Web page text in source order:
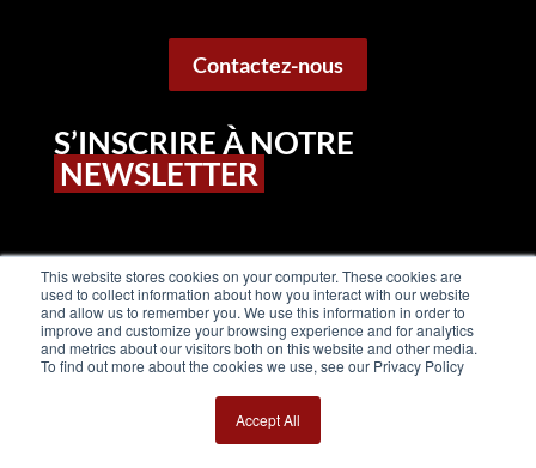
This website stores cookies on your computer. These cookies are
used to collect information about how you interact with our website
and allow us to remember you. We use this information in order to
improve and customize your browsing experience and for analytics
and metrics about our visitors both on this website and other media.
To find out more about the cookies we use, see our Privacy Policy
Accept All
Contactez-nous
S’INSCRIRE À NOTRE
NEWSLETTER